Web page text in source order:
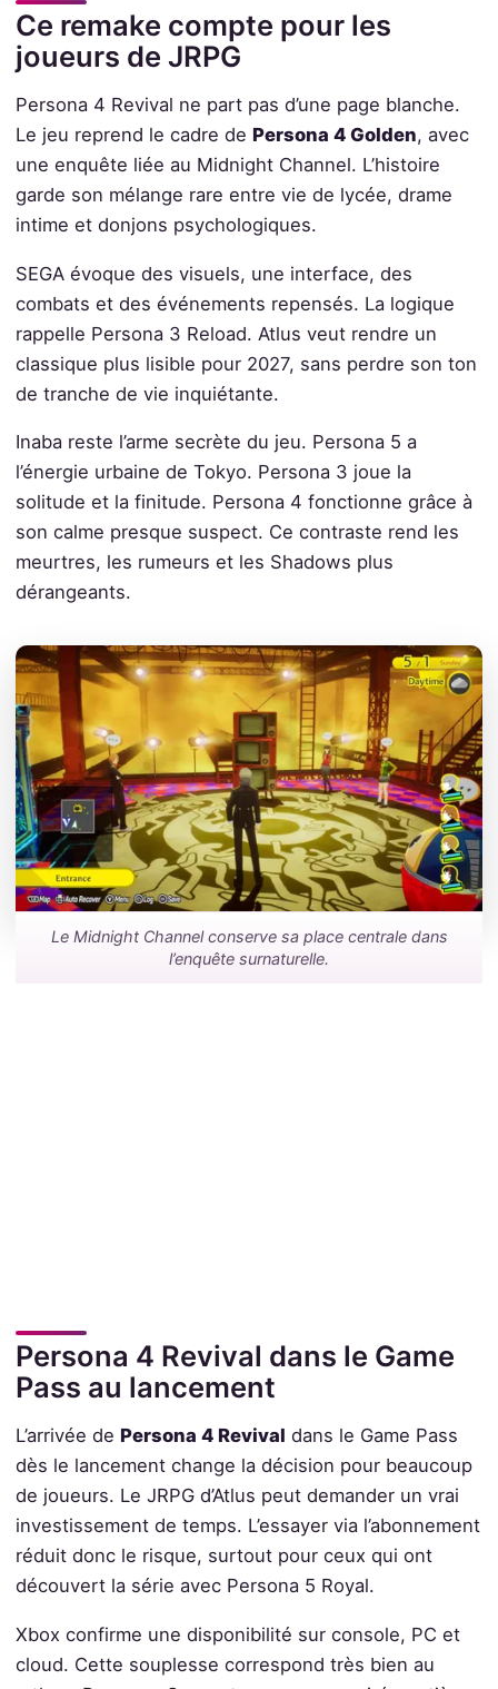
Ce remake compte pour les
joueurs de JRPG
Persona 4 Revival ne part pas d’une page blanche.
Le jeu reprend le cadre de Persona 4 Golden, avec
une enquête liée au Midnight Channel. L’histoire
garde son mélange rare entre vie de lycée, drame
intime et donjons psychologiques.
SEGA évoque des visuels, une interface, des
combats et des événements repensés. La logique
rappelle Persona 3 Reload. Atlus veut rendre un
classique plus lisible pour 2027, sans perdre son ton
de tranche de vie inquiétante.
Inaba reste l’arme secrète du jeu. Persona 5 a
l’énergie urbaine de Tokyo. Persona 3 joue la
solitude et la finitude. Persona 4 fonctionne grâce à
son calme presque suspect. Ce contraste rend les
meurtres, les rumeurs et les Shadows plus
dérangeants.
Le Midnight Channel conserve sa place centrale dans
l’enquête surnaturelle.
Persona 4 Revival dans le Game
Pass au lancement
L’arrivée de Persona 4 Revival dans le Game Pass
dès le lancement change la décision pour beaucoup
de joueurs. Le JRPG d’Atlus peut demander un vrai
investissement de temps. L’essayer via l’abonnement
réduit donc le risque, surtout pour ceux qui ont
découvert la série avec Persona 5 Royal.
Xbox confirme une disponibilité sur console, PC et
cloud. Cette souplesse correspond très bien au